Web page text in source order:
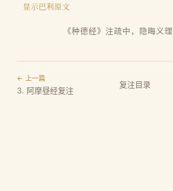
显示巴利原文
《种德经》注疏中，隐晦义理
← 上一篇
3. 阿摩昼经复注
复注目录